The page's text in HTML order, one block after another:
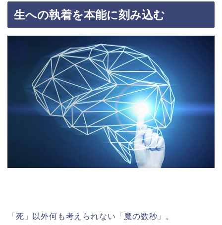
生への執着を本能に刻み込む
「死」以外何も考えられない「魔の数秒」。